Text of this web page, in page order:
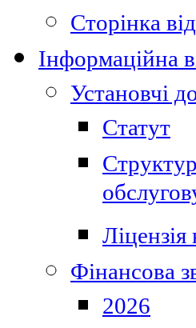
Сторінка
Інформаційна
Установчі
Статут
Фінансова
2026